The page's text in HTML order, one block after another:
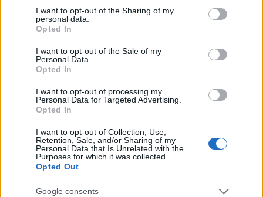
not limited to your visit or usage behaviour. You may click to
grant or deny consent to Google and its third-party tags to
use your data for below specified purposes in below Google
consent section.
I want to opt-out of the Sharing of my
personal data.
Opted In
I want to opt-out of the Sale of my
Personal Data.
Opted In
I want to opt-out of processing my
Personal Data for Targeted Advertising.
Opted In
I want to opt-out of Collection, Use,
Retention, Sale, and/or Sharing of my
Personal Data that Is Unrelated with the
Purposes for which it was collected.
Opted Out
Google consents
Compra tu coche de segunda mano en
Heycar